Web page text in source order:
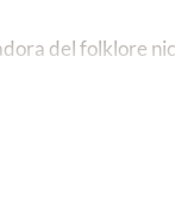
del folklore